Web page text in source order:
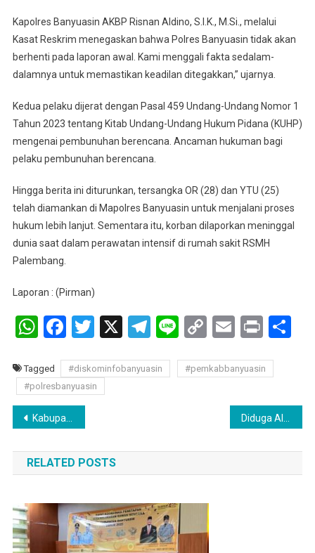
Kapolres Banyuasin AKBP Risnan Aldino, S.I.K., M.Si., melalui
Kasat Reskrim menegaskan bahwa Polres Banyuasin tidak akan
berhenti pada laporan awal. Kami menggali fakta sedalam-
dalamnya untuk memastikan keadilan ditegakkan,” ujarnya.
Kedua pelaku dijerat dengan Pasal 459 Undang-Undang Nomor 1
Tahun 2023 tentang Kitab Undang-Undang Hukum Pidana (KUHP)
mengenai pembunuhan berencana. Ancaman hukuman bagi
pelaku pembunuhan berencana.
Hingga berita ini diturunkan, tersangka OR (28) dan YTU (25)
telah diamankan di Mapolres Banyuasin untuk menjalani proses
hukum lebih lanjut. Sementara itu, korban dilaporkan meninggal
dunia saat dalam perawatan intensif di rumah sakit RSMH
Palembang.
Laporan : (Pirman)
WhatsApp
Facebook
Twitter
X Telegram
LineCopyEmail
Print
Tagged #diskominfobanyuasin
#pemkabbanyuasin
#polresbanyuasin
Navigasi
pos
Kabupaten Banyuasin Kembali Raih WTP Ke-15 Kali Berturut-Turut Diduga Alami Kelalaian, Pasien RSUD Tigaraksa Meninggal Dunia Setelah Keluhkan Sakit Perut Hebat.
RELATED POSTS